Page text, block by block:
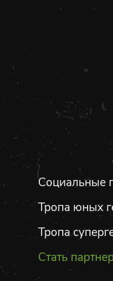
Социальные
Тропа юных
Тропа
Стать